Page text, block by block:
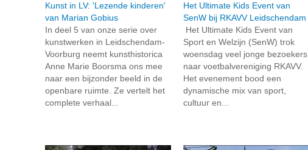
Kunst in LV: 'Lezende kinderen'
van Marian Gobius
In deel 5 van onze serie over
kunstwerken in Leidschendam-
Voorburg neemt kunsthistorica
Anne Marie Boorsma ons mee
naar een bijzonder beeld in de
openbare ruimte. Ze vertelt het
complete verhaal...
Het Ultimate Kids Event van
SenW bij RKAVV Leidschendam
Het Ultimate Kids Event van
Sport en Welzijn (SenW) trok
woensdag veel jonge bezoekers
naar voetbalvereniging RKAVV.
Het evenement bood een
dynamische mix van sport,
cultuur en...